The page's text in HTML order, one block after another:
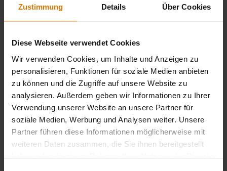
Zustimmung Details Über Cookies
Diese Webseite verwendet Cookies
Wir verwenden Cookies, um Inhalte und Anzeigen zu
personalisieren, Funktionen für soziale Medien anbieten
zu können und die Zugriffe auf unsere Website zu
analysieren. Außerdem geben wir Informationen zu Ihrer
Verwendung unserer Website an unsere Partner für
soziale Medien, Werbung und Analysen weiter. Unsere
Partner führen diese Informationen möglicherweise mit
weiteren Daten zusammen, die Sie ihnen bereitgestellt
Color Options